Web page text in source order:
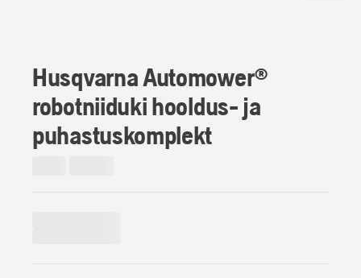
Husqvarna Automower®
robotniiduki hooldus- ja
puhastuskomplekt